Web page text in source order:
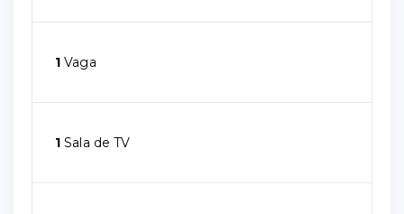
1 Vaga
1 Sala de TV